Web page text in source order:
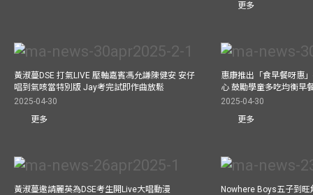
更多
黃淑蔓DSE 打氣LIVE 壓軸嘉賓馮允謙陳健安 安仔
唱到氣咳當特別版 Jay考完試即作曲放鬆
2025-04-30
更多
惠康推出「食早餐呀惠
心 鼓勵學童多吃均衡早
2025-04-30
更多
黃淑蔓邀請麗英為DSE考生開Live大唱動漫
Nowhere Boys五子到